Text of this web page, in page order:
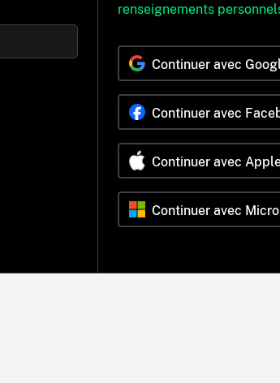
renseignements
Continuer avec
Continuer avec
Continuer avec
Continuer avec